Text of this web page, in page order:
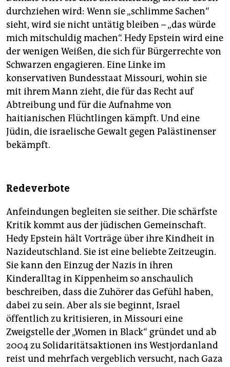
durchziehen wird: Wenn sie „schlimme Sachen“
sieht, wird sie nicht untätig bleiben – „das würde
mich mitschuldig machen“. Hedy Epstein wird eine
der wenigen Weißen, die sich für Bürgerrechte von
Schwarzen engagieren. Eine Linke im
konservativen Bundesstaat Missouri, wohin sie
mit ihrem Mann zieht, die für das Recht auf
Abtreibung und für die Aufnahme von
haitianischen Flüchtlingen kämpft. Und eine
Jüdin, die israelische Gewalt gegen Palästinenser
bekämpft.
Redeverbote
Anfeindungen begleiten sie seither. Die schärfste
Kritik kommt aus der jüdischen Gemeinschaft.
Hedy Epstein hält Vorträge über ihre Kindheit in
Nazideutschland. Sie ist eine beliebte Zeitzeugin.
Sie kann den Einzug der Nazis in ihren
Kinderalltag in Kippenheim so anschaulich
beschreiben, dass die Zuhörer das Gefühl haben,
dabei zu sein. Aber als sie beginnt, Israel
öffentlich zu kritisieren, in Missouri eine
Zweigstelle der „Women in Black“ gründet und ab
2004 zu Solidaritätsaktionen ins Westjordanland
reist und mehrfach vergeblich versucht, nach Gaza